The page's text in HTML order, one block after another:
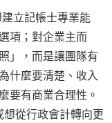
立記帳士專業能
項；對企業主而
」，而是讓團隊有
什麼要清楚、收入
要有商業合理性。
想從行政會計轉向更